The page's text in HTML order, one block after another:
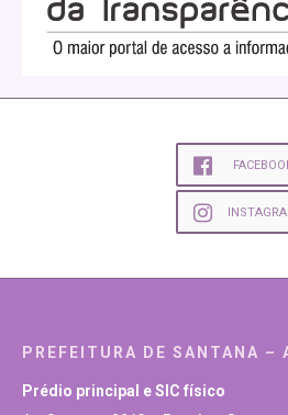
PREFEITURA DE SANTANA –
Prédio principal e SIC físico